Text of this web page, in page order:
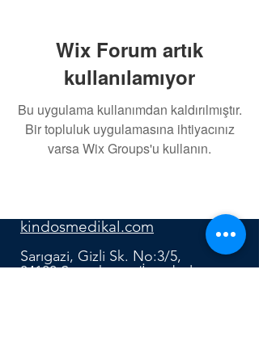
Wix Forum artık
kullanılamıyor
Bu uygulama kullanımdan kaldırılmıştır.
Bir topluluk uygulamasına ihtiyacınız
varsa Wix Groups'u kullanın.
kindosmedikal.com
Sarıgazi, Gizli Sk. No:3/5,
34100 Sancaktepe/İstanbul